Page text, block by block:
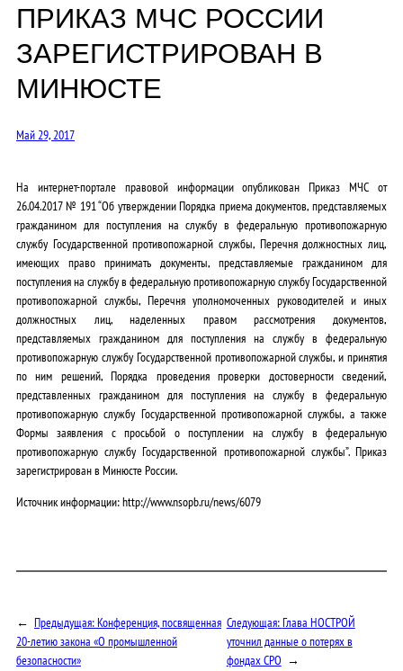
ПРИКАЗ МЧС РОССИИ
ЗАРЕГИСТРИРОВАН В
МИНЮСТЕ
Май 29, 2017
На интернет-портале правовой информации опубликован Приказ МЧС от
26.04.2017 № 191 “Об утверждении Порядка приема документов, представляемых
гражданином для поступления на службу в федеральную противопожарную
службу Государственной противопожарной службы, Перечня должностных лиц,
имеющих право принимать документы, представляемые гражданином для
поступления на службу в федеральную противопожарную службу Государственной
противопожарной службы, Перечня уполномоченных руководителей и иных
должностных лиц, наделенных правом рассмотрения документов,
представляемых гражданином для поступления на службу в федеральную
противопожарную службу Государственной противопожарной службы, и принятия
по ним решений, Порядка проведения проверки достоверности сведений,
представленных гражданином для поступления на службу в федеральную
противопожарную службу Государственной противопожарной службы, а также
Формы заявления с просьбой о поступлении на службу в федеральную
противопожарную службу Государственной противопожарной службы”. Приказ
зарегистрирован в Минюсте России.
Источник информации: http://www.nsopb.ru/news/6079
← Предыдущая:Конференция, посвященная
20-летию закона «О промышленной
безопасности»
Следующая:Глава НОСТРОЙ
уточнил данные о потерях в
фондах СРО →